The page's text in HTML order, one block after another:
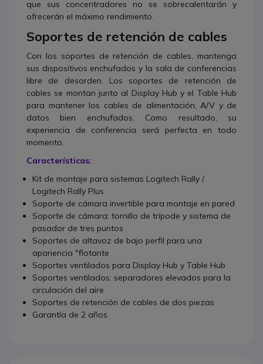
que sus concentradores no se sobrecalentarán y
ofrecerán el máximo rendimiento.
Soportes de retención de cables
Con los soportes de retención de cables, mantenga
sus dispositivos enchufados y la sala de conferencias
libre de desorden. Los soportes de retención de
cables se montan junto al Display Hub y el Table Hub
para mantener los cables de alimentación, A/V y de
datos bien enchufados. Como resultado, su
experiencia de conferencia será perfecta en todo
momento.
Características:
Kit de montaje para sistemas Logitech Rally /
Logitech Rally Plus
Soporte de cámara invertible para montaje en pared
Soporte de cámara: tornillo de trípode y sistema de
pasador de tres puntos
Soportes de altavoz de bajo perfil para una
apariencia "flotante
Soportes ventilados para Display Hub y Table Hub
Soportes ventilados: separadores elevados para la
circulación del aire
Soportes de retención de cables de dos piezas
Garantía de 2 años